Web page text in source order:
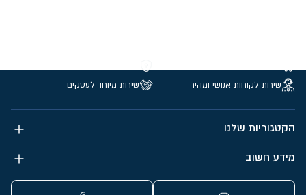
שירות לקוחות אנושי ומהיר
שירות מיוחד לעסקים
הקטגוריות שלנו
מידע חשוב